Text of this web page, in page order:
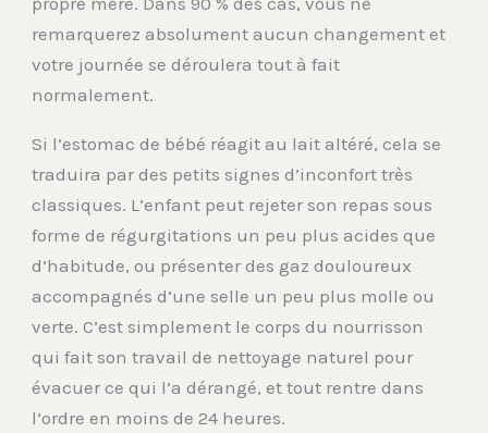
remarquerez absolument aucun changement et
votre journée se déroulera tout à fait
normalement.
Si l’estomac de bébé réagit au lait altéré, cela se
traduira par des petits signes d’inconfort très
classiques. L’enfant peut rejeter son repas sous
forme de régurgitations un peu plus acides que
d’habitude, ou présenter des gaz douloureux
accompagnés d’une selle un peu plus molle ou
verte. C’est simplement le corps du nourrisson
qui fait son travail de nettoyage naturel pour
évacuer ce qui l’a dérangé, et tout rentre dans
l’ordre en moins de 24 heures.